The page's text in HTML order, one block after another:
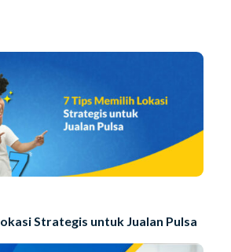
Strategis untuk Jualan Pulsa